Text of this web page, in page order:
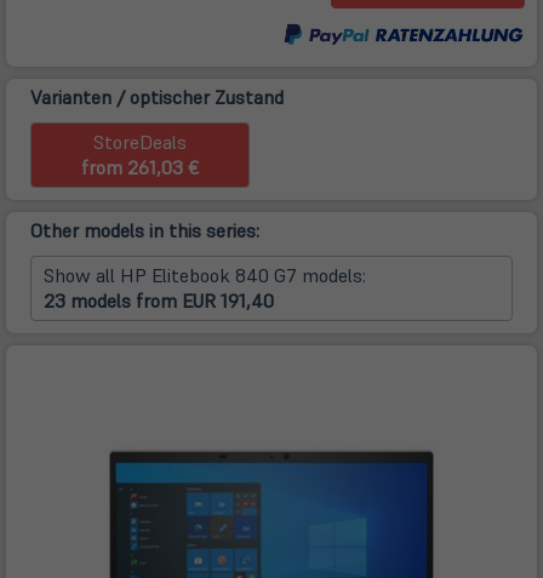
Varianten / optischer Zustand
StoreDeals
from 261,03 €
Other models in this series:
Show all HP Elitebook 840 G7 models:
23 models from EUR 191,40